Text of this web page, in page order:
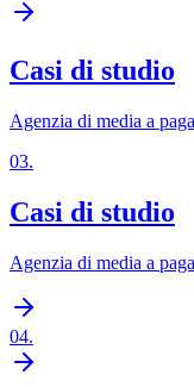
Casi di studio
Agenzia di media a
03.
Casi di studio
Agenzia di media a
04.